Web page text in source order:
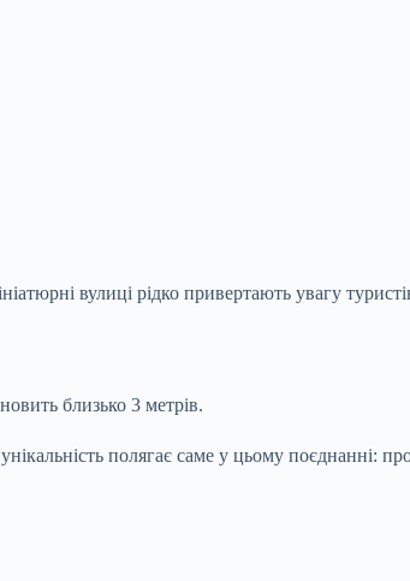
вулиці рідко привертають увагу
близько 3 метрів.
полягає саме у цьому поєднанні: